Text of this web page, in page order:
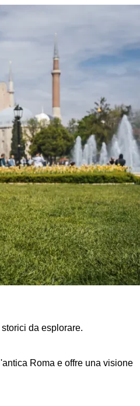
da esplorare.
Roma e offre una visione